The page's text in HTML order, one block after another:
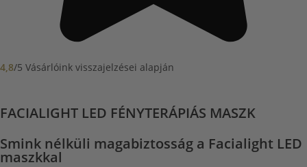
4,8/5 Vásárlóink visszajelzései alapján
FACIALIGHT LED FÉNYTERÁPIÁS MASZK
Smink nélküli magabiztosság a Facialight LED
maszkkal